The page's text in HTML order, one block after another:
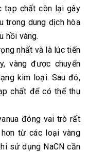
tạp chất còn lại gây
trong dung dịch hòa
hồi vàng.
nhất và là lúc tiến
vàng được chuyển
kim loại. Sau đó,
chất để có thể thu
đóng vai trò rất
từ các loại vàng
sử dụng NaCN cần